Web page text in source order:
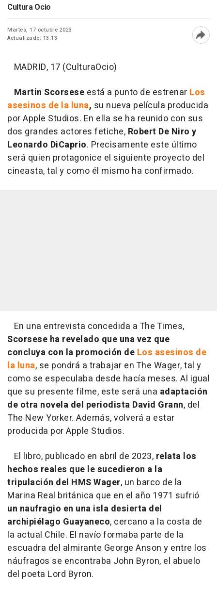
Cultura Ocio
Martes, 17 octubre 2023
Actualizado: 13:13
MADRID, 17 (CulturaOcio)
Martin Scorsese está a punto de estrenar Los
asesinos de la luna, su nueva película producida
por Apple Studios. En ella se ha reunido con sus
dos grandes actores fetiche, Robert De Niro y
Leonardo DiCaprio. Precisamente este último
será quien protagonice el siguiente proyecto del
cineasta, tal y como él mismo ha confirmado.
En una entrevista concedida a The Times,
Scorsese ha revelado que una vez que
concluya con la promoción de Los asesinos de
la luna, se pondrá a trabajar en The Wager, tal y
como se especulaba desde hacía meses. Al igual
que su presente filme, este será una adaptación
de otra novela del periodista David Grann, del
The New Yorker. Además, volverá a estar
producida por Apple Studios.
El libro, publicado en abril de 2023, relata los
hechos reales que le sucedieron a la
tripulación del HMS Wager, un barco de la
Marina Real británica que en el año 1971 sufrió
un naufragio en una isla desierta del
archipiélago Guayaneco, cercano a la costa de
la actual Chile. El navío formaba parte de la
escuadra del almirante George Anson y entre los
náufragos se encontraba John Byron, el abuelo
del poeta Lord Byron.